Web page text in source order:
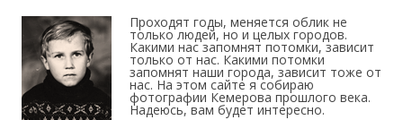
Проходят годы, меняется облик не
только людей, но и целых городов.
Какими нас запомнят потомки, зависит
только от нас. Какими потомки
запомнят наши города, зависит тоже от
нас. На этом сайте я собираю
фотографии Кемерова прошлого века.
Надеюсь, вам будет интересно.